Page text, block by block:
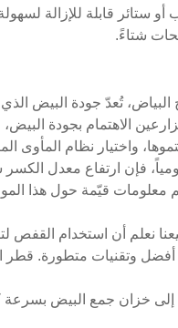
قابلة للإزالة
شتاءً.
البياض، تُعدّ جودة البيض
الاهتمام بجودة
واختيار نظام المأوى
فإن ارتفاع معدل
معلومات قيّمة حول هذا
نعلم أن استخدام القفص
إلى خزان جمع البيض